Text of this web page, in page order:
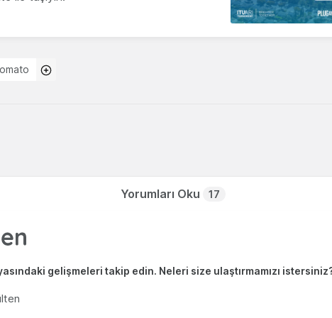
Yorumları Oku 17
gelişmeleri takip edin. Neleri size ulaştırmamızı